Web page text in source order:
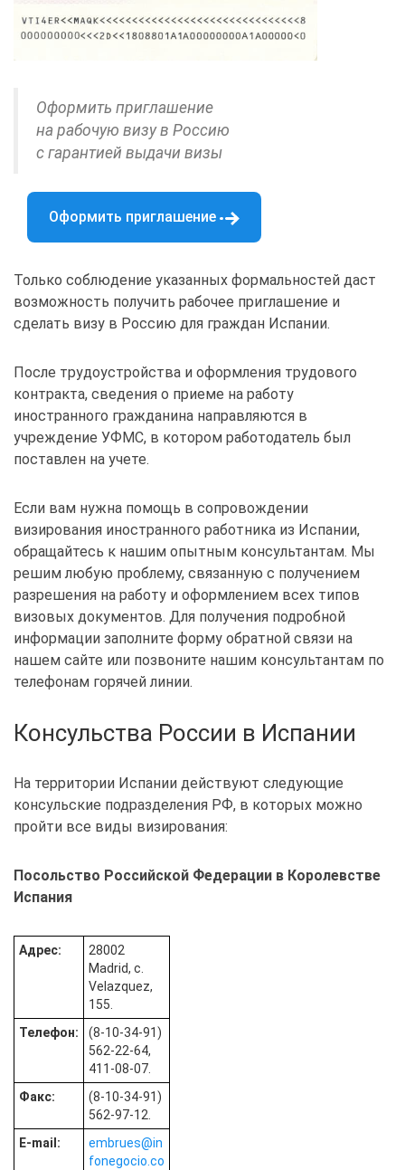
Оформить приглашение
на рабочую визу в Россию
с гарантией выдачи визы
Оформить приглашение
Только соблюдение указанных формальностей даст
возможность получить рабочее приглашение и
сделать визу в Россию для граждан Испании.
После трудоустройства и оформления трудового
контракта, сведения о приеме на работу
иностранного гражданина направляются в
учреждение УФМС, в котором работодатель был
поставлен на учете.
Если вам нужна помощь в сопровождении
визирования иностранного работника из Испании,
обращайтесь к нашим опытным консультантам. Мы
решим любую проблему, связанную с получением
разрешения на работу и оформлением всех типов
визовых документов. Для получения подробной
информации заполните форму обратной связи на
нашем сайте или позвоните нашим консультантам по
телефонам горячей линии.
Консульства России в Испании
На территории Испании действуют следующие
консульские подразделения РФ, в которых можно
пройти все виды визирования:
Посольство Российской Федерации в Королевстве
Испания
Адрес:
28002
Madrid, c.
Velazquez,
155.
Телефон:
(8-10-34-91)
562-22-64,
411-08-07.
Факс:
(8-10-34-91)
562-97-12.
E-mail:
embrues@in
fonegocio.co